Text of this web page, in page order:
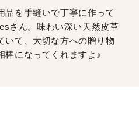
品を手縫いで丁寧に作って
さん。味わい深い天然皮革
いて、大切な方への贈り物
になってくれますよ♪